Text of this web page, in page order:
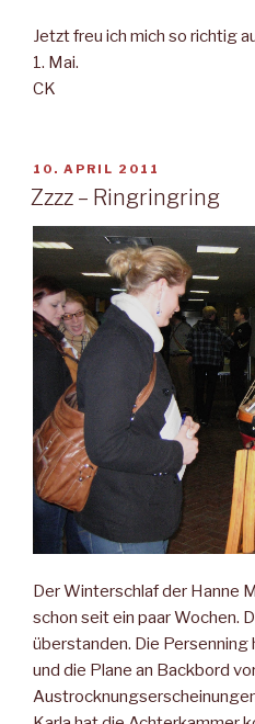
Jetzt freu ich mich so richtig
1. Mai.
CK
VERÖFFENTLICHT
AM
10. APRIL 2011
Zzzz – Ringringring
Der Winterschlaf der Hanne
schon seit ein paar Wochen.
überstanden. Die
und die Plane an Backbord